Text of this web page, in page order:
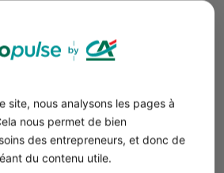
site, nous analysons les pages à
nous permet de bien
des entrepreneurs, et donc de
du contenu utile.
;
des
informations présentes sur le